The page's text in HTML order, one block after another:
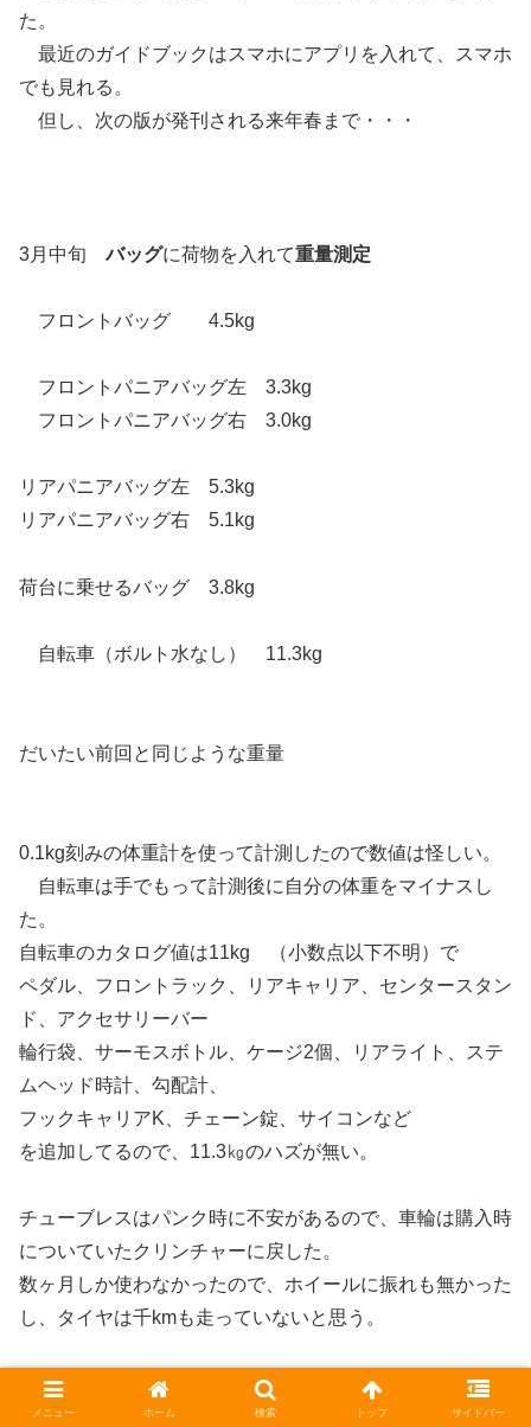
た。
最近のガイドブックはスマホにアプリを入れて、スマホ
でも見れる。
但し、次の版が発刊される来年春まで・・・
3月中旬バッグに荷物を入れて重量測定
フロントバッグ 4.5kg
フロントパニアバッグ左 3.3kg
フロントパニアバッグ右 3.0kg
リアパニアバッグ左 5.3kg
リアパニアバッグ右 5.1kg
荷台に乗せるバッグ 3.8kg
自転車（ボルト水なし） 11.3kg
だいたい前回と同じような重量
0.1kg刻みの体重計を使って計測したので数値は怪しい。
自転車は手でもって計測後に自分の体重をマイナスし
た。
自転車のカタログ値は11kg （小数点以下不明）で
ペダル、フロントラック、リアキャリア、センタースタン
ド、アクセサリーバー
輪行袋、サーモスボトル、ケージ2個、リアライト、ステ
ムヘッド時計、勾配計、
フックキャリアK、チェーン錠、サイコンなど
を追加してるので、11.3㎏のハズが無い。
チューブレスはパンク時に不安があるので、車輪は購入時
についていたクリンチャーに戻した。
数ヶ月しか使わなかったので、ホイールに振れも無かった
し、タイヤは千kmも走っていないと思う。
メニュー ホーム 検索 トップ サイドバー